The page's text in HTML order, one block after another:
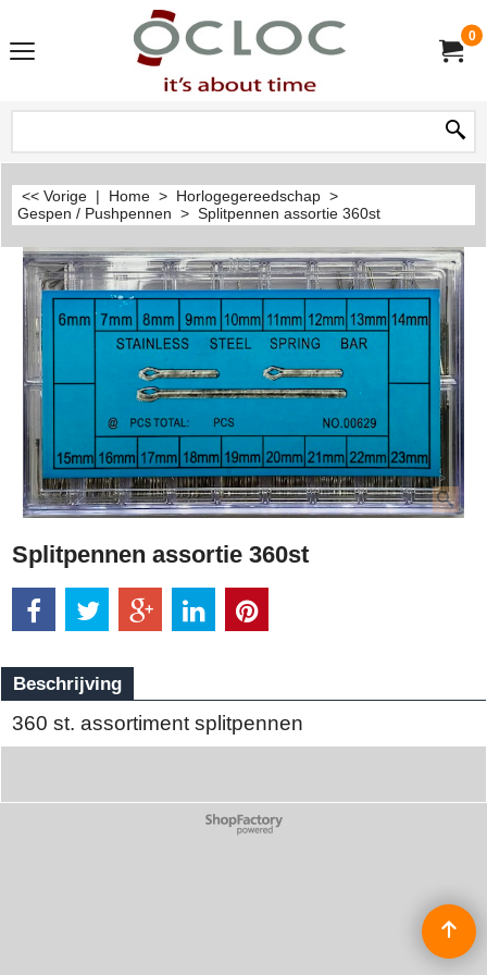
0
<< Vorige | Home > Horlogegereedschap >
Gespen / Pushpennen > Splitpennen assortie 360st
Splitpennen assortie 360st
Beschrijving
360 st. assortiment splitpennen
Webwinkel gemaakt met
ShopFactory webwinkel